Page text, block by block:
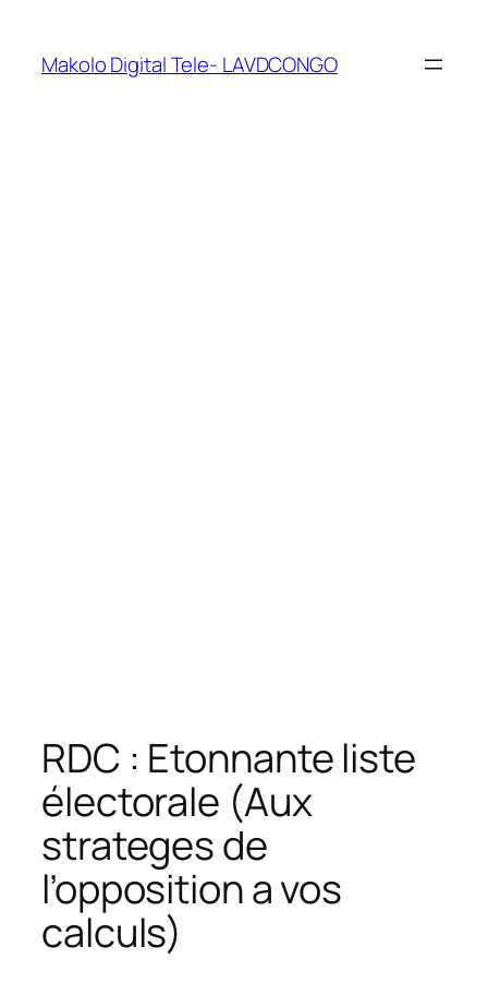
Makolo Digital Tele- LAVDCONGO
RDC : Etonnante liste
électorale (Aux
strateges de
l’opposition a vos
calculs)